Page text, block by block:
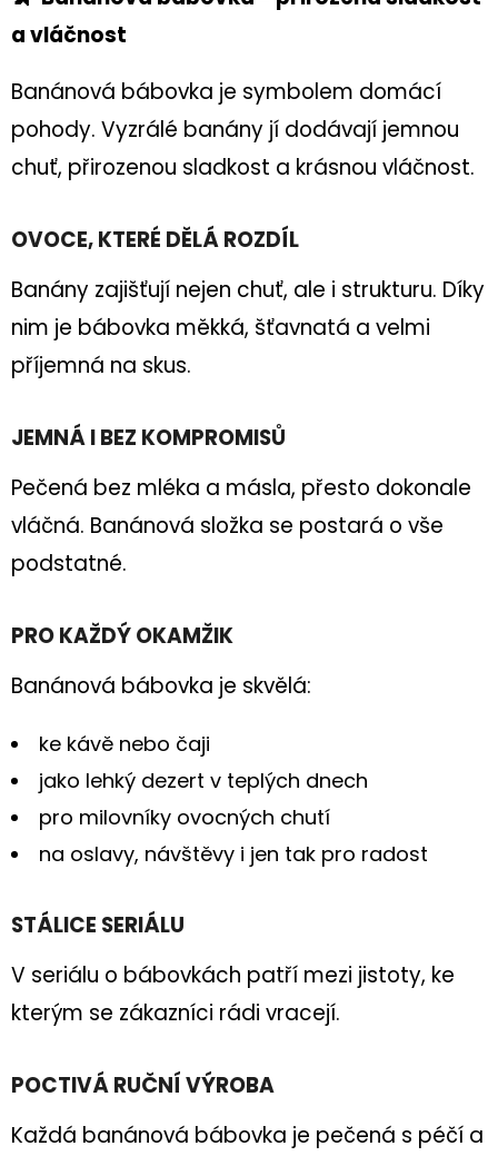
a vláčnost
Banánová bábovka je symbolem domácí
pohody. Vyzrálé banány jí dodávají jemnou
chuť, přirozenou sladkost a krásnou vláčnost.
OVOCE, KTERÉ DĚLÁ ROZDÍL
Banány zajišťují nejen chuť, ale i strukturu. Díky
nim je bábovka měkká, šťavnatá a velmi
příjemná na skus.
JEMNÁ I BEZ KOMPROMISŮ
Pečená bez mléka a másla, přesto dokonale
vláčná. Banánová složka se postará o vše
podstatné.
PRO KAŽDÝ OKAMŽIK
Banánová bábovka je skvělá:
ke kávě nebo čaji
jako lehký dezert v teplých dnech
pro milovníky ovocných chutí
na oslavy, návštěvy i jen tak pro radost
STÁLICE SERIÁLU
V seriálu o bábovkách patří mezi jistoty, ke
kterým se zákazníci rádi vracejí.
POCTIVÁ RUČNÍ VÝROBA
Každá banánová bábovka je pečená s péčí a
T
E
N
A
Í
?
HLEDAT
D
O
O
U
U
J
E
E
ZDENDOVA
KOKOSOVÁ
159
Kč